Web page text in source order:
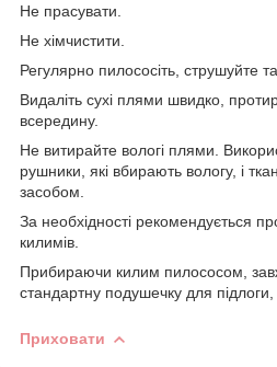
Не прасувати.
Не хімчистити.
Регулярно пилососіть, струшуйте
Видаліть сухі плями швидко,
всередину.
Не витирайте вологі плями.
рушники, які вбирають вологу, і
засобом.
За необхідності рекомендується
килимів.
Прибираючи килим пилососом,
стандартну подушечку для
Приховати